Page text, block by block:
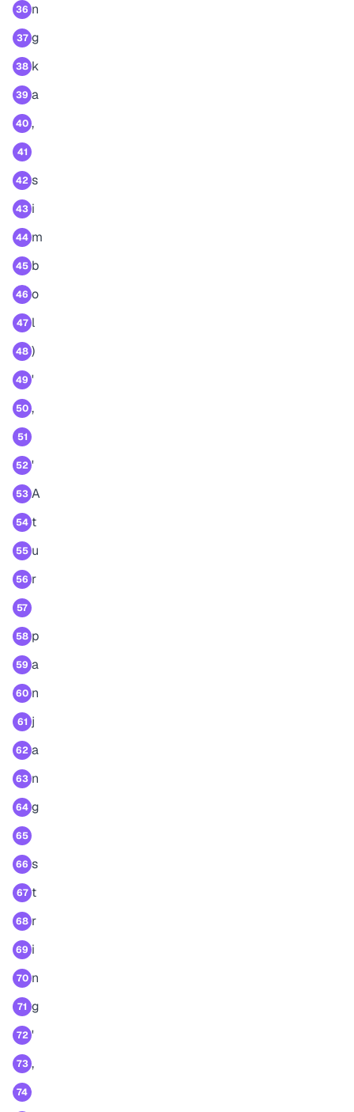
36 n
37 g
38 k
39 a
40 ,
41
42 s
43 i
44 m
45 b
46 o
47 l
48 )
49 '
50 ,
51
52 '
53 A
54 t
55 u
56 r
57
58 p
59 a
60 n
61 j
62 a
63 n
64 g
65
66 s
67 t
68 r
69 i
70 n
71 g
72 '
73 ,
74